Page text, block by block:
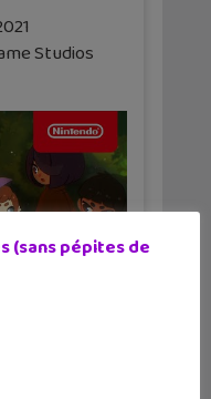
Studios
Trading
et
(sans pépites de